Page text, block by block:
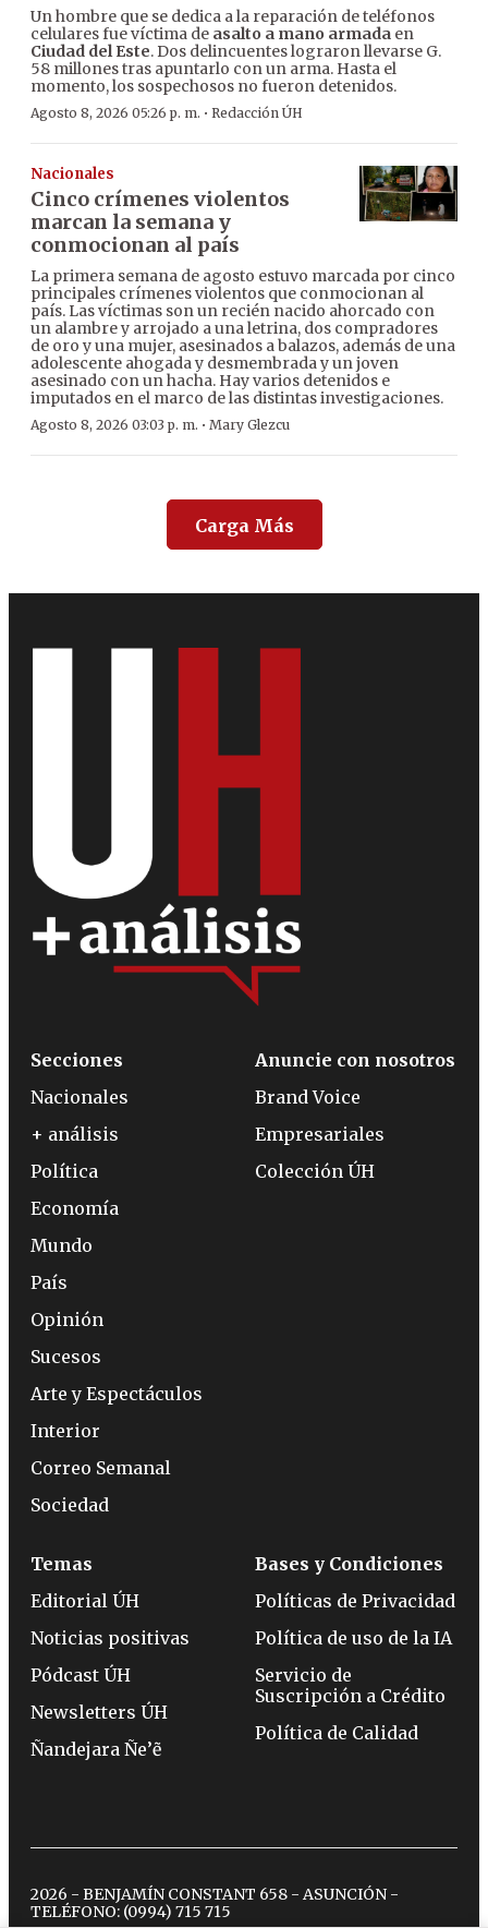
Un hombre que se dedica a la reparación de teléfonos
celulares fue víctima de asalto a mano armada en
Ciudad del Este. Dos delincuentes lograron llevarse G.
58 millones tras apuntarlo con un arma. Hasta el
momento, los sospechosos no fueron detenidos.
Agosto 8, 2026 05:26 p. m. · Redacción ÚH
Nacionales
Cinco crímenes violentos
marcan la semana y
conmocionan al país
La primera semana de agosto estuvo marcada por cinco
principales crímenes violentos que conmocionan al
país. Las víctimas son un recién nacido ahorcado con
un alambre y arrojado a una letrina, dos compradores
de oro y una mujer, asesinados a balazos, además de una
adolescente ahogada y desmembrada y un joven
asesinado con un hacha. Hay varios detenidos e
imputados en el marco de las distintas investigaciones.
Agosto 8, 2026 03:03 p. m. · Mary Glezcu
Carga Más
Secciones
Nacionales
+ análisis
Política
Economía
Mundo
País
Opinión
Sucesos
Arte y Espectáculos
Interior
Correo Semanal
Sociedad
Anuncie con nosotros
Brand Voice
Empresariales
Colección ÚH
Temas
Editorial ÚH
Noticias positivas
Pódcast ÚH
Newsletters ÚH
Ñandejara Ñe’ẽ
Bases y Condiciones
Políticas de Privacidad
Política de uso de la IA
Servicio de
Suscripción a Crédito
Política de Calidad
2026 - BENJAMÍN CONSTANT 658 - ASUNCIÓN -
TELÉFONO: (0994) 715 715